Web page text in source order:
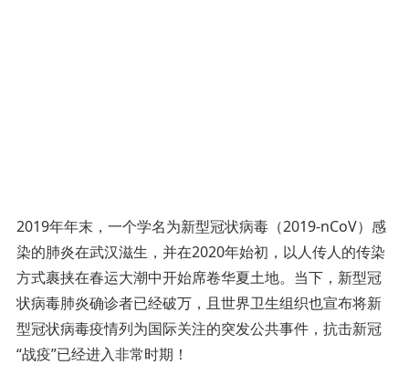
2019年年末，一个学名为新型冠状病毒（2019-nCoV）感
染的肺炎在武汉滋生，并在2020年始初，以人传人的传染
方式裹挟在春运大潮中开始席卷华夏土地。当下，新型冠
状病毒肺炎确诊者已经破万，且世界卫生组织也宣布将新
型冠状病毒疫情列为国际关注的突发公共事件，抗击新冠
“战疫”已经进入非常时期！